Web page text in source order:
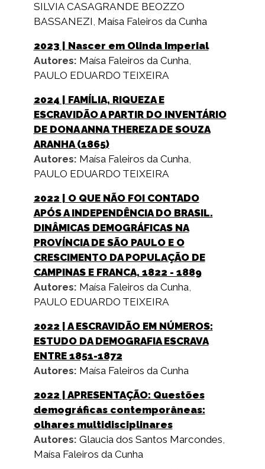
SILVIA CASAGRANDE BEOZZO
BASSANEZI, Maísa Faleiros da Cunha
2023 | Nascer em Olinda Imperial
Autores: Maísa Faleiros da Cunha,
PAULO EDUARDO TEIXEIRA
2024 | FAMÍLIA, RIQUEZA E
ESCRAVIDÃO A PARTIR DO INVENTÁRIO
DE DONA ANNA THEREZA DE SOUZA
ARANHA (1865)
Autores: Maísa Faleiros da Cunha,
PAULO EDUARDO TEIXEIRA
2022 | O QUE NÃO FOI CONTADO
APÓS A INDEPENDÊNCIA DO BRASIL.
DINÂMICAS DEMOGRÁFICAS NA
PROVÍNCIA DE SÃO PAULO E O
CRESCIMENTO DA POPULAÇÃO DE
CAMPINAS E FRANCA, 1822 - 1889
Autores: Maísa Faleiros da Cunha,
PAULO EDUARDO TEIXEIRA
2022 | A ESCRAVIDÃO EM NÚMEROS:
ESTUDO DA DEMOGRAFIA ESCRAVA
ENTRE 1851-1872
Autores: Maísa Faleiros da Cunha
2022 | APRESENTAÇÃO: Questões
demográficas contemporâneas:
olhares multidisciplinares
Autores: Glaucia dos Santos Marcondes,
Maísa Faleiros da Cunha